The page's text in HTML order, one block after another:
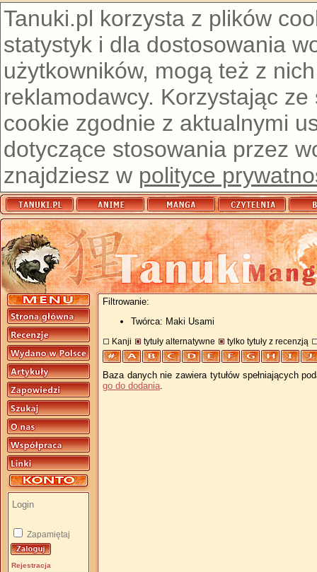
Tanuki.pl korzysta z plików
statystyk i dla dostosowania
użytkowników, mogą też z
reklamodawcy. Korzystając
cookie zgodnie z aktualnymi
dotyczące stosowania przez
znajdziesz w polityce
Zapamiętaj
Rejestracja
Filtrowanie:
Twórca: Maki Usami
Kanji tytuły alternatywne tylko tytuły z recenzją
Baza danych nie zawiera tytułów spełniających
go do dodania.